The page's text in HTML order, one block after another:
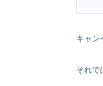
キャン
それで